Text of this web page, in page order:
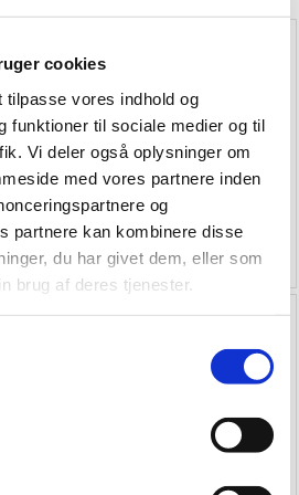
cookies
vores indhold og
funktioner til sociale medier og til
Vi deler også oplysninger om
med vores partnere inden
og
partnere kan kombinere disse
du har givet dem, eller som
brug af deres tjenester.
SabetoFLEX flex
inddækningsrulle med
stålnet